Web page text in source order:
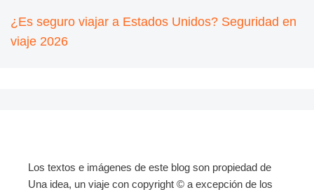
¿Es seguro viajar a Estados Unidos? Seguridad en
viaje 2026
Los textos e imágenes de este blog son propiedad de
Una idea, un viaje con copyright © a excepción de los